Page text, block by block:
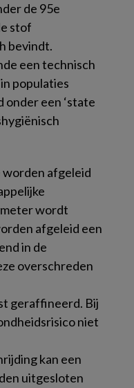
de 95e
stof
bevindt.
een technisch
populaties
een ‘state
worden afgeleid
wordt
afgeleid een
in de
overschreden
geraffineerd. Bij
niet
kan een
uitgesloten